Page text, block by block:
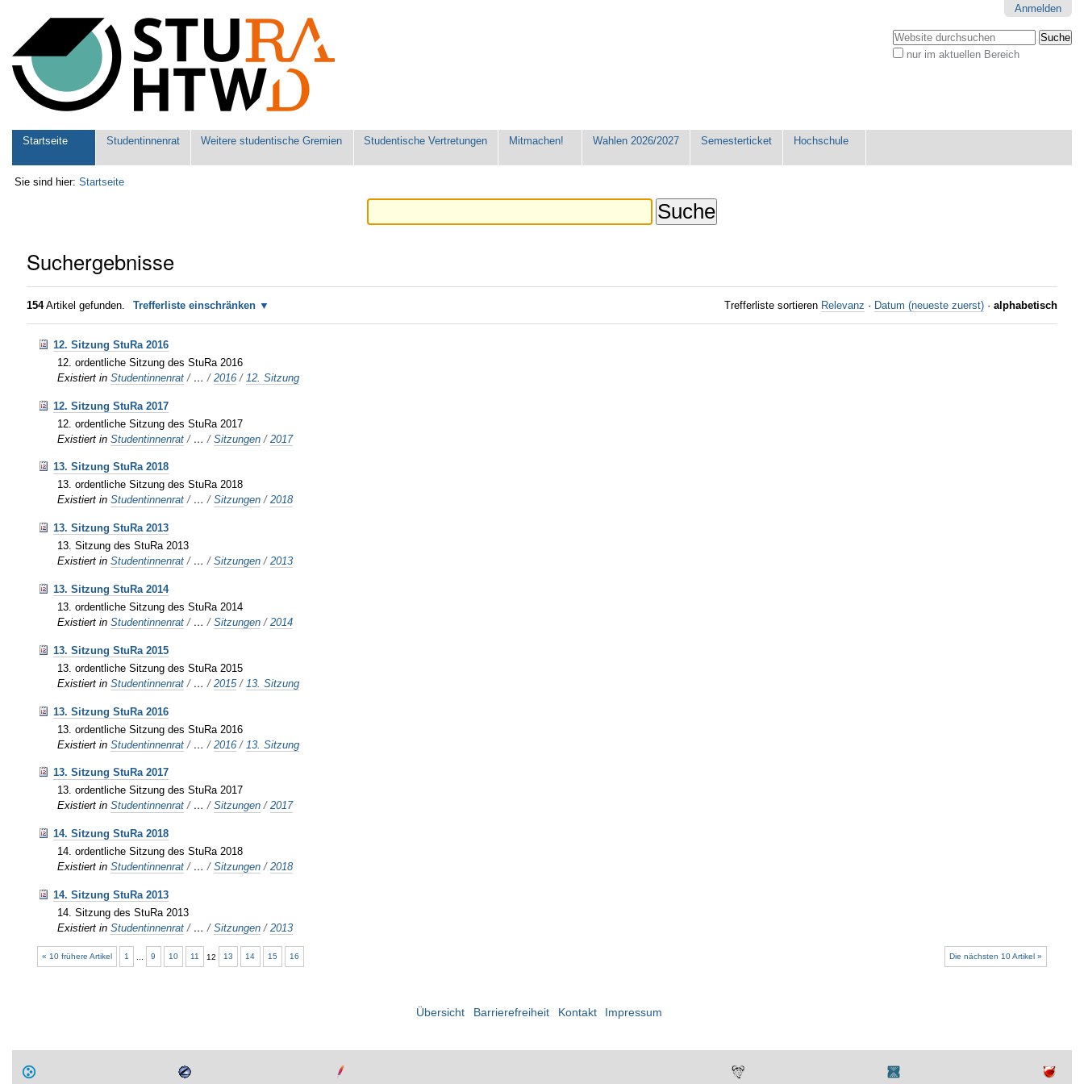
Werkzeuge
Anmelden
Website durchsuchen
nur im aktuellen Bereich
Sektionen
Startseite Studentinnenrat Weitere studentische Gremien Studentische Vertretungen Mitmachen! Wahlen 2026/2027 Semesterticket Hochschule
Sie sind hier: Startseite
Suchergebnisse
154Artikel gefunden. Trefferliste einschränken Trefferliste sortieren Relevanz · Datum (neueste zuerst) · alphabetisch
12. Sitzung StuRa 2016
12. ordentliche Sitzung des StuRa 2016
Existiert in Studentinnenrat / …/2016 / 12. Sitzung
12. Sitzung StuRa 2017
12. ordentliche Sitzung des StuRa 2017
Existiert in Studentinnenrat / …/Sitzungen /2017
13. Sitzung StuRa 2018
13. ordentliche Sitzung des StuRa 2018
Existiert in Studentinnenrat / …/Sitzungen /2018
13. Sitzung StuRa 2013
13. Sitzung des StuRa 2013
Existiert in Studentinnenrat / …/Sitzungen /2013
13. Sitzung StuRa 2014
13. ordentliche Sitzung des StuRa 2014
Existiert in Studentinnenrat / …/Sitzungen /2014
13. Sitzung StuRa 2015
13. ordentliche Sitzung des StuRa 2015
Existiert in Studentinnenrat / …/2015 / 13. Sitzung
13. Sitzung StuRa 2016
13. ordentliche Sitzung des StuRa 2016
Existiert in Studentinnenrat / …/2016 / 13. Sitzung
13. Sitzung StuRa 2017
13. ordentliche Sitzung des StuRa 2017
Existiert in Studentinnenrat / …/Sitzungen /2017
14. Sitzung StuRa 2018
14. ordentliche Sitzung des StuRa 2018
Existiert in Studentinnenrat / …/Sitzungen /2018
14. Sitzung StuRa 2013
14. Sitzung des StuRa 2013
Existiert in Studentinnenrat / …/Sitzungen /2013
« 10 frühere Artikel Die nächsten 10 Artikel »
1 9 10 11 12 13 14 15 16
Übersicht Barrierefreiheit Kontakt Impressum